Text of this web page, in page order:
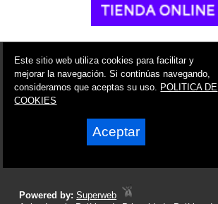
© 2006 - 2026 Portal de La Unión Noticias
info@portaldelaunion.es
Síguenos en:
Powered by:Superweb
Este sitio web utiliza cookies para facilitar y
mejorar la navegación. Si continúas navegando,
consideramos que aceptas su uso. POLITICA DE
COOKIES
Aceptar